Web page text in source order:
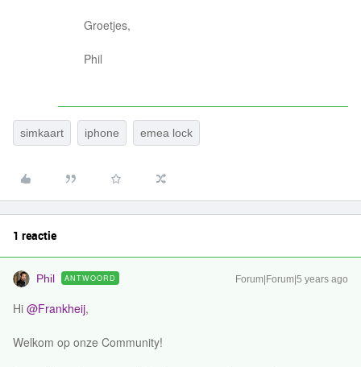
Groetjes,
Phil
simkaart iphone emea lock
1 reactie
Phil ANTWOORD Forum|Forum|5 years ago
Hi @Frankheij,
Welkom op onze Community!